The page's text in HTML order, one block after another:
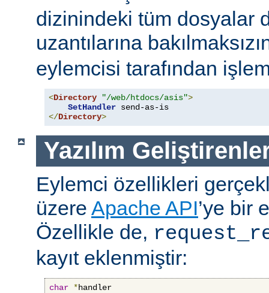
dizinindeki tüm dosyalar
uzantılarına
eylemcisi tarafından
<Directory "/web/htdocs/asis">
SetHandler
</Directory>
Yazılım
Eylemci özellikleri
üzere Apache API’ye bir
Özellikle de,
kayıt eklenmiştir:
char *handler